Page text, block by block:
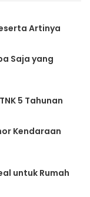
Artinya
Saja yang
5 Tahunan
Kendaraan
untuk Rumah